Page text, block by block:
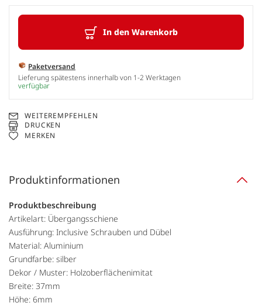
In den Warenkorb
Paketversand
Lieferung spätestens innerhalb von 1-2 Werktagen
verfügbar
WEITEREMPFEHLEN
DRUCKEN
MERKEN
Produktinformationen
Produktbeschreibung
Artikelart: Übergangsschiene
Ausführung: Inclusive Schrauben und Dübel
Material: Aluminium
Grundfarbe: silber
Dekor / Muster: Holzoberflächenimitat
Breite: 37mm
Höhe: 6mm